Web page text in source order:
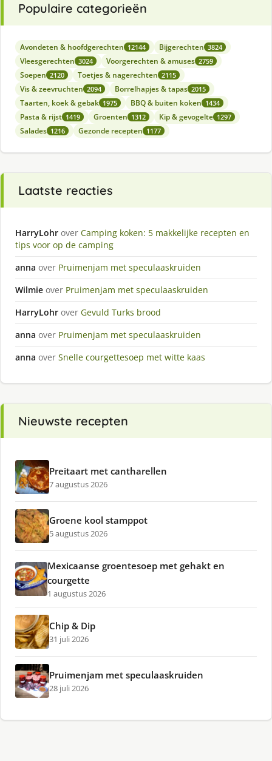
Populaire categorieën
Avondeten & hoofdgerechten 12144 Bijgerechten 3824
Vleesgerechten 3024 Voorgerechten & amuses 2759
Soepen 2120 Toetjes & nagerechten 2115
Vis & zeevruchten 2094 Borrelhapjes & tapas 2015
Taarten, koek & gebak 1975 BBQ & buiten koken 1434
Pasta & rijst 1419 Groenten 1312 Kip & gevogelte 1297
Salades 1216 Gezonde recepten 1177
Laatste reacties
HarryLohr over Camping koken: 5 makkelijke recepten en
tips voor op de camping
anna over Pruimenjam met speculaaskruiden
Wilmie over Pruimenjam met speculaaskruiden
HarryLohr over Gevuld Turks brood
anna over Pruimenjam met speculaaskruiden
anna over Snelle courgettesoep met witte kaas
Nieuwste recepten
Preitaart met cantharellen
7 augustus 2026
Groene kool stamppot
5 augustus 2026
Mexicaanse groentesoep met gehakt en
courgette
1 augustus 2026
Chip & Dip
31 juli 2026
Pruimenjam met speculaaskruiden
28 juli 2026